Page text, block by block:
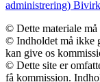
administrering)
© Dette materiale må
© Indholdet må ikke
kan give os
© Dette site er
få kommission.